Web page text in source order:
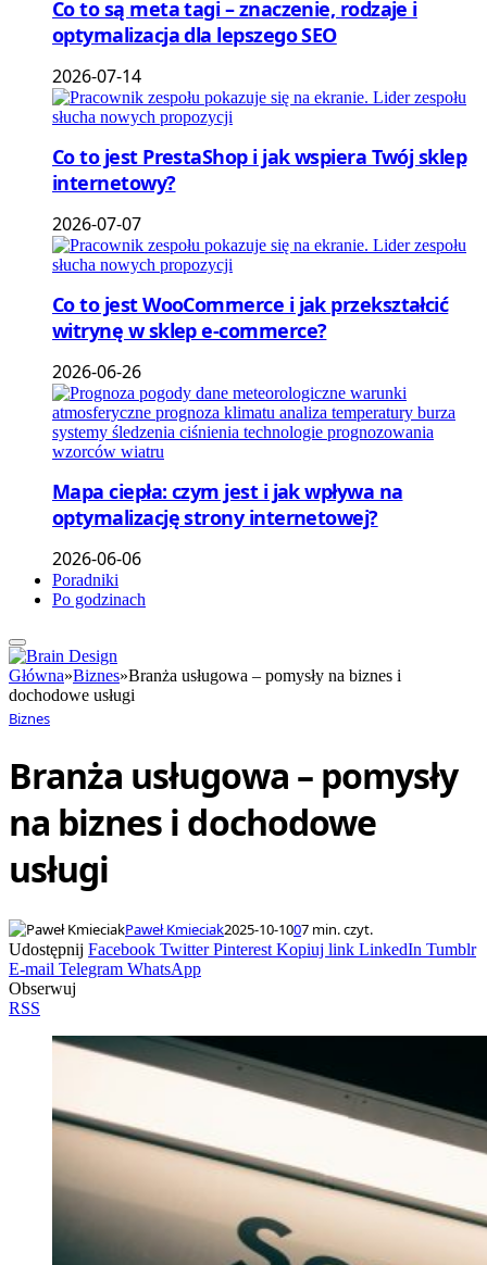
Co to są meta tagi – znaczenie, rodzaje i
optymalizacja dla lepszego SEO
2026-07-14
Co to jest PrestaShop i jak wspiera Twój sklep
internetowy?
2026-07-07
Co to jest WooCommerce i jak przekształcić
witrynę w sklep e-commerce?
2026-06-26
Mapa ciepła: czym jest i jak wpływa na
optymalizację strony internetowej?
2026-06-06
Poradniki
Po godzinach
Główna»Biznes»Branża usługowa – pomysły na biznes i
dochodowe usługi
Biznes
Branża usługowa – pomysły
na biznes i dochodowe
usługi
Paweł Kmieciak2025-10-1007 min. czyt.
Udostępnij Facebook Twitter Pinterest Kopiuj link LinkedIn Tumblr
E-mail Telegram WhatsApp
Obserwuj
RSS